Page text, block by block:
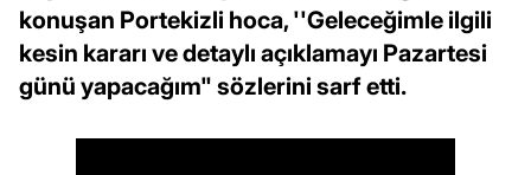
konuşan Portekizli hoca, ''Geleceğimle ilgili
kesin kararı ve detaylı açıklamayı Pazartesi
günü yapacağım" sözlerini sarf etti.